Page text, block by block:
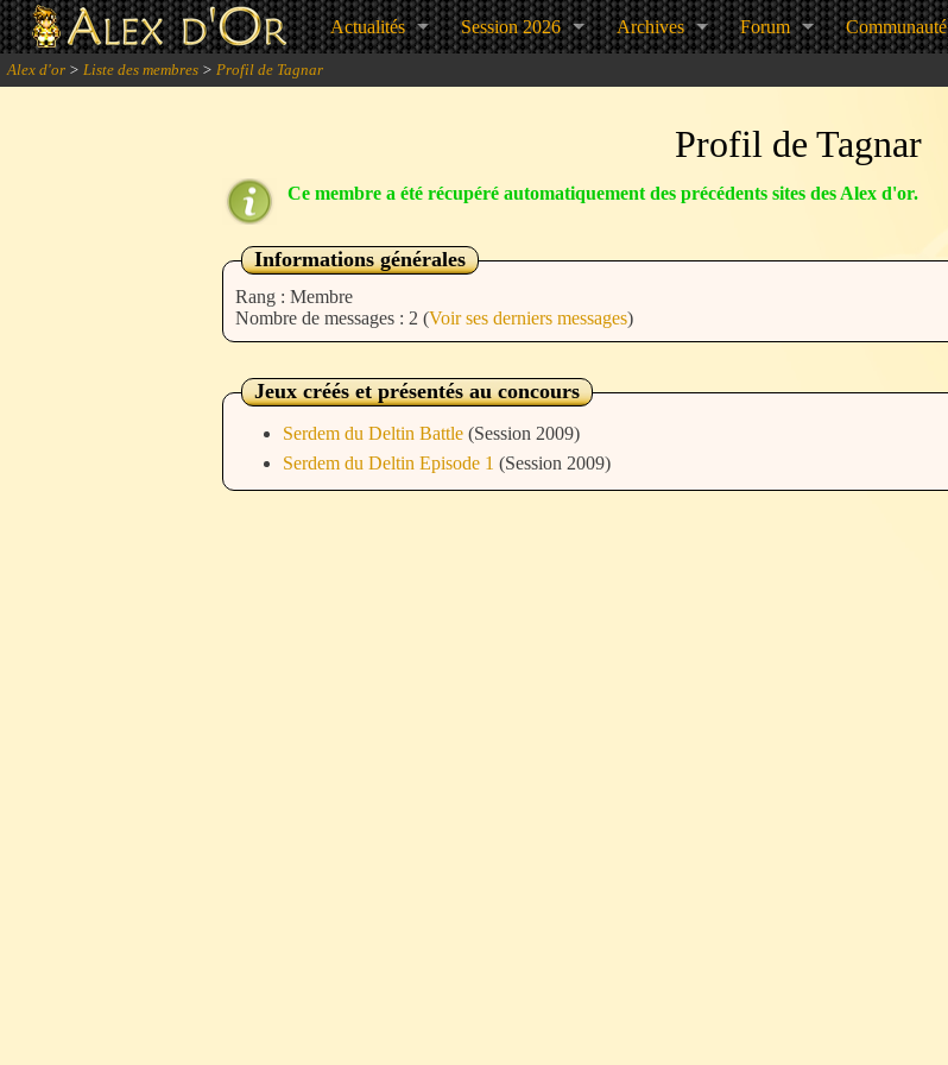
Actualités Session 2026 Archives Forum Communauté
Alex d'or > Liste des membres > Profil de Tagnar
Profil de Tagnar
Ce membre a été récupéré automatiquement des précédents sites des Alex d'or.
Informations générales
Rang : Membre
Nombre de messages : 2 (Voir ses derniers messages)
Jeux créés et présentés au concours
Serdem du Deltin Battle (Session 2009)
Serdem du Deltin Episode 1 (Session 2009)